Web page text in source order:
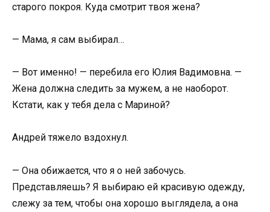
старого покроя. Куда смотрит твоя жена?
— Мама, я сам выбирал…
— Вот именно! — перебила его Юлия Вадимовна. —
Жена должна следить за мужем, а не наоборот.
Кстати, как у тебя дела с Мариной?
Андрей тяжело вздохнул.
— Она обижается, что я о ней забочусь.
Представляешь? Я выбираю ей красивую одежду,
слежу за тем, чтобы она хорошо выглядела, а она